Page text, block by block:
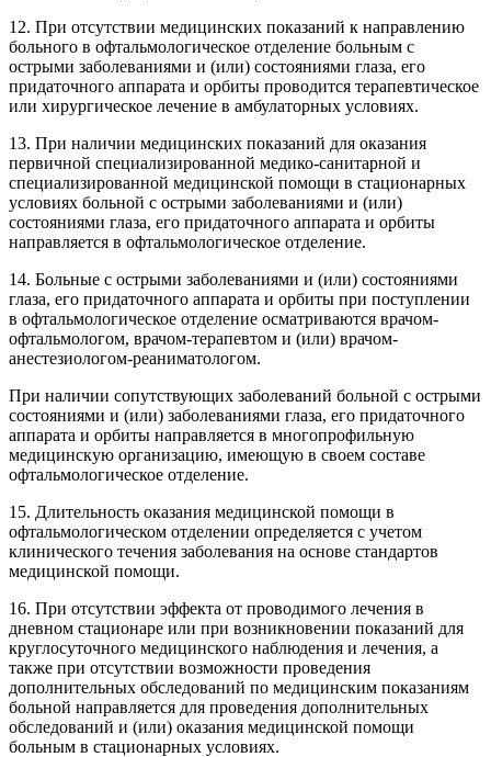
12. При отсутствии медицинских показаний к направлению
больного в офтальмологическое отделение больным с
острыми заболеваниями и (или) состояниями глаза, его
придаточного аппарата и орбиты проводится терапевтическое
или хирургическое лечение в амбулаторных условиях.
13. При наличии медицинских показаний для оказания
первичной специализированной медико-санитарной и
специализированной медицинской помощи в стационарных
условиях больной с острыми заболеваниями и (или)
состояниями глаза, его придаточного аппарата и орбиты
направляется в офтальмологическое отделение.
14. Больные с острыми заболеваниями и (или) состояниями
глаза, его придаточного аппарата и орбиты при поступлении
в офтальмологическое отделение осматриваются врачом-
офтальмологом, врачом-терапевтом и (или) врачом-
анестезиологом-реаниматологом.
При наличии сопутствующих заболеваний больной с острыми
состояниями и (или) заболеваниями глаза, его придаточного
аппарата и орбиты направляется в многопрофильную
медицинскую организацию, имеющую в своем составе
офтальмологическое отделение.
15. Длительность оказания медицинской помощи в
офтальмологическом отделении определяется с учетом
клинического течения заболевания на основе стандартов
медицинской помощи.
16. При отсутствии эффекта от проводимого лечения в
дневном стационаре или при возникновении показаний для
круглосуточного медицинского наблюдения и лечения, а
также при отсутствии возможности проведения
дополнительных обследований по медицинским показаниям
больной направляется для проведения дополнительных
обследований и (или) оказания медицинской помощи
больным в стационарных условиях.